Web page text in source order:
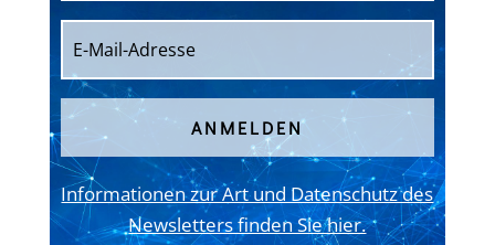
ANMELDEN
Informationen zur Art und Datenschutz des
Newsletters finden Sie hier.